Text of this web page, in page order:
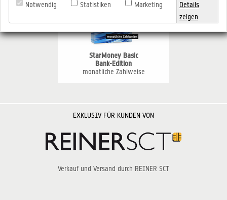
Notwendig Statistiken Marketing
Details
zeigen
StarMoney Basic
Bank-Edition
monatliche Zahlweise
EXKLUSIV FÜR KUNDEN VON
Verkauf und Versand durch REINER SCT